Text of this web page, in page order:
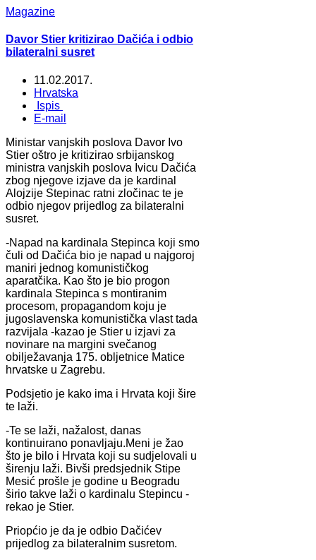
Magazine
Davor Stier kritizirao Dačića i odbio
bilateralni susret
11.02.2017.
Hrvatska
Ispis
E-mail
Ministar vanjskih poslova Davor Ivo
Stier oštro je kritizirao srbijanskog
ministra vanjskih poslova Ivicu Dačića
zbog njegove izjave da je kardinal
Alojzije Stepinac ratni zločinac te je
odbio njegov prijedlog za bilateralni
susret.
-Napad na kardinala Stepinca koji smo
čuli od Dačića bio je napad u najgoroj
maniri jednog komunističkog
aparatčika. Kao što je bio progon
kardinala Stepinca s montiranim
procesom, propagandom koju je
jugoslavenska komunistička vlast tada
razvijala -kazao je Stier u izjavi za
novinare na margini svečanog
obilježavanja 175. obljetnice Matice
hrvatske u Zagrebu.
Podsjetio je kako ima i Hrvata koji šire
te laži.
-Te se laži, nažalost, danas
kontinuirano ponavljaju.Meni je žao
što je bilo i Hrvata koji su sudjelovali u
širenju laži. Bivši predsjednik Stipe
Mesić prošle je godine u Beogradu
širio takve laži o kardinalu Stepincu -
rekao je Stier.
Priopćio je da je odbio Dačićev
prijedlog za bilateralnim susretom.